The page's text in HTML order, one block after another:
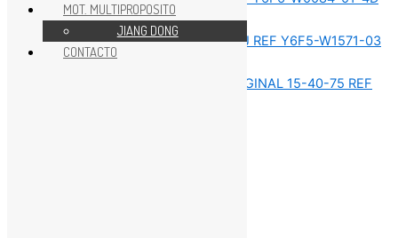
REPUESTOS MOTOR 40HP
REPUESTOS MOTOR 40HP
MOT. MULTIPROPOSITO
JIANG DONG
CONTACTO